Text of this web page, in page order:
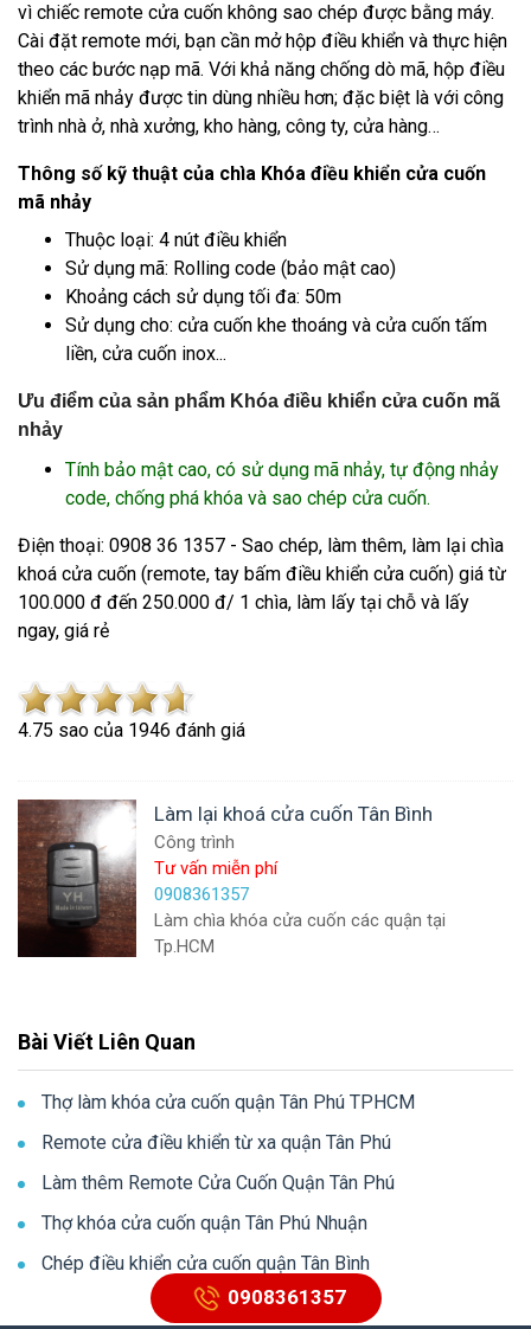
vì chiếc remote cửa cuốn không sao chép được bằng máy.
Cài đặt remote mới, bạn cần mở hộp điều khiển và thực hiện
theo các bước nạp mã. Với khả năng chống dò mã, hộp điều
khiển mã nhảy được tin dùng nhiều hơn; đặc biệt là với công
trình nhà ở, nhà xưởng, kho hàng, công ty, cửa hàng…
Thông số kỹ thuật của chìa Khóa điều khiển cửa cuốn
mã nhảy
Thuộc loại: 4 nút điều khiển
Sử dụng mã: Rolling code (bảo mật cao)
Khoảng cách sử dụng tối đa: 50m
Sử dụng cho: cửa cuốn khe thoáng và cửa cuốn tấm
liền, cửa cuốn inox...
Ưu điểm của sản phẩm Khóa điều khiển cửa cuốn mã
nhảy
Tính bảo mật cao, có sử dụng mã nhảy, tự động nhảy
code, chống phá khóa và sao chép cửa cuốn.
Điện thoại: 0908 36 1357 - Sao chép, làm thêm, làm lại chìa
khoá cửa cuốn (remote, tay bấm điều khiển cửa cuốn) giá từ
100.000 đ đến 250.000 đ/ 1 chìa, làm lấy tại chỗ và lấy
ngay, giá rẻ
4.75 sao của 1946 đánh giá
Làm lại khoá cửa cuốn Tân Bình
Công trình
Tư vấn miễn phí
0908361357
Làm chìa khóa cửa cuốn các quận tại
Tp.HCM
Bài Viết Liên Quan
Thợ làm khóa cửa cuốn quận Tân Phú TPHCM
Remote cửa điều khiển từ xa quận Tân Phú
Làm thêm Remote Cửa Cuốn Quận Tân Phú
Thợ khóa cửa cuốn quận Tân Phú Nhuận
Chép điều khiển cửa cuốn quận Tân Bình
0908361357